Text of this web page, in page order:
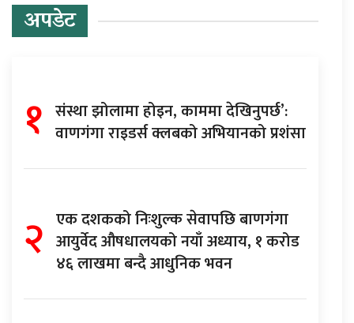
अपडेट
१ संस्था झोलामा होइन, काममा देखिनुपर्छ’:
वाणगंगा राइडर्स क्लबको अभियानको प्रशंसा
२ एक दशकको निःशुल्क सेवापछि बाणगंगा
आयुर्वेद औषधालयको नयाँ अध्याय, १ करोड
४६ लाखमा बन्दै आधुनिक भवन